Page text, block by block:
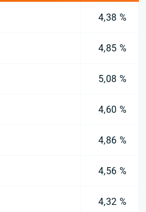
4,38 %
4,85 %
5,08 %
4,60 %
4,86 %
4,56 %
4,32 %